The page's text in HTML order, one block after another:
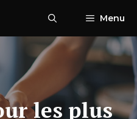
Menu
les plus